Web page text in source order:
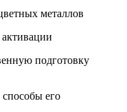
металлов
подготовку
его